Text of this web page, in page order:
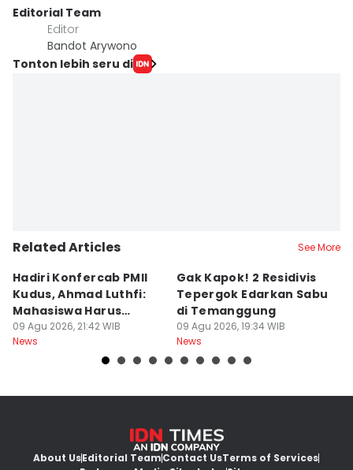
Editorial Team
Editor
Bandot Arywono
Tonton lebih seru di
Related Articles See More
Hadiri Konfercab PMII
Kudus, Ahmad Luthfi:
Mahasiswa Harus
Konstruktif
09 Agu 2026, 21:42 WIB
News
Gak Kapok! 2 Residivis
Tepergok Edarkan Sabu
di Temanggung
09 Agu 2026, 19:34 WIB
News
About UsEditorial TeamContact UsTerms of Services